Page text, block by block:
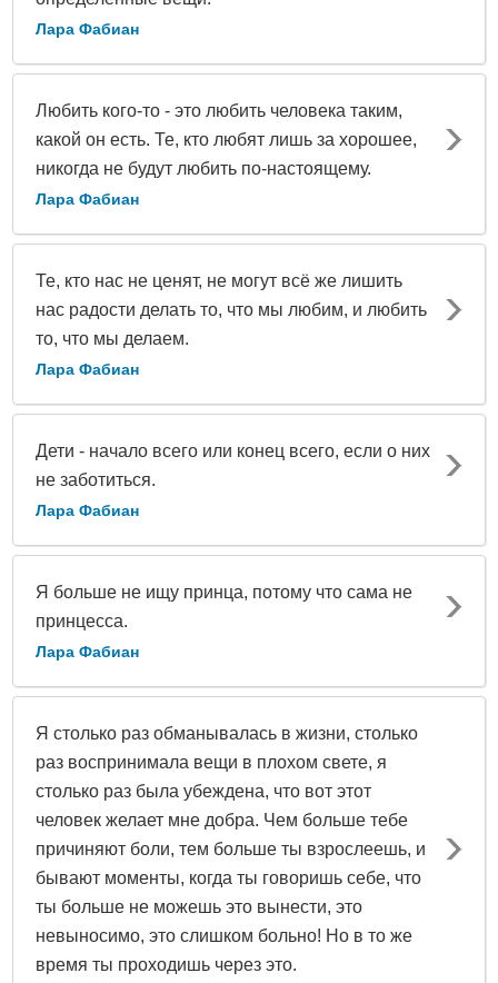
Лара Фабиан
Любить кого-то - это любить человека таким,
какой он есть. Те, кто любят лишь за хорошее,
никогда не будут любить по-настоящему.
Лара Фабиан
Те, кто нас не ценят, не могут всё же лишить
нас радости делать то, что мы любим, и любить
то, что мы делаем.
Лара Фабиан
Дети - начало всего или конец всего, если о них
не заботиться.
Лара Фабиан
Я больше не ищу принца, потому что сама не
принцесса.
Лара Фабиан
Я столько раз обманывалась в жизни, столько
раз воспринимала вещи в плохом свете, я
столько раз была убеждена, что вот этот
человек желает мне добра. Чем больше тебе
причиняют боли, тем больше ты взрослеешь, и
бывают моменты, когда ты говоришь себе, что
ты больше не можешь это вынести, это
невыносимо, это слишком больно! Но в то же
время ты проходишь через это.